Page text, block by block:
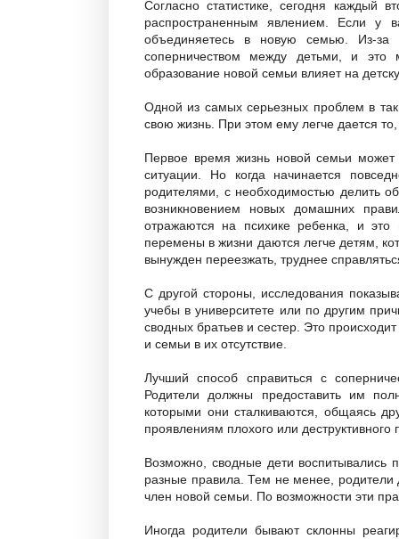
Согласно статистике, сегодня каждый
распространенным явлением. Если у
объединяетесь в новую семью. Из-за
соперничеством между детьми, и
образование новой семьи влияет на
Одной из самых серьезных проблем в
свою жизнь. При этом ему легче дается
Первое время жизнь новой семьи может
ситуации. Но когда начинается
родителями, с необходимостью делить
возникновением новых домашних
отражаются на психике ребенка, и это
перемены в жизни даются легче детям,
вынужден переезжать, труднее
С другой стороны, исследования
учебы в университете или по другим
сводных братьев и сестер. Это
и семьи в их отсутствие.
Лучший способ справиться с
Родители должны предоставить им
которыми они сталкиваются, общаясь
проявлениям плохого или
Возможно, сводные дети воспитывались
разные правила. Тем не менее,
член новой семьи. По возможности эти
Иногда родители бывают склонны